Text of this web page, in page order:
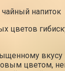
цветов
вкусу
цветом,